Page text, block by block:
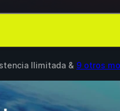
Ilimitada & 9 otros